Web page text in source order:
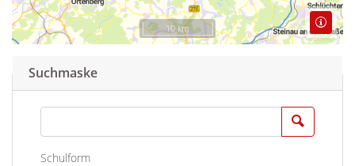
10 km
Suchmaske
Schulform